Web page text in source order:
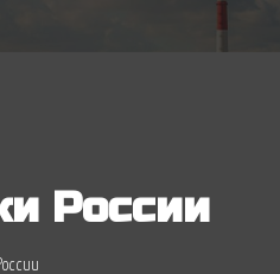
России